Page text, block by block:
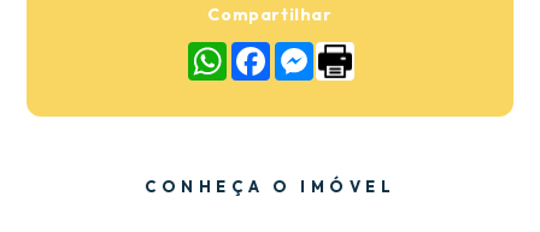
Compartilhar
WhatsApp
FacebookMessenger
CONHEÇA O IMÓVEL